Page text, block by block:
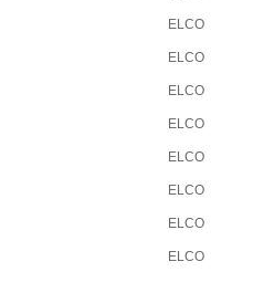
ELCO
ELCO
ELCO
ELCO
ELCO
ELCO
ELCO
ELCO